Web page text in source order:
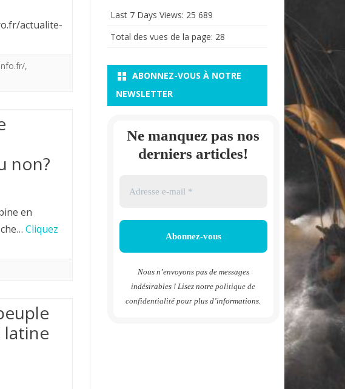
actualite-
,
non?
en
Cliquez
latine
Last 7 Days Views: 25 689
Total des vues de la page: 28
ABONNEZ-VOUS À NOTRE
NEWSLETTER
Ne manquez pas nos
derniers articles!
Nous n’envoyons pas de messages
indésirables ! Lisez notrepolitique de
confidentialité pour plus d’informations.